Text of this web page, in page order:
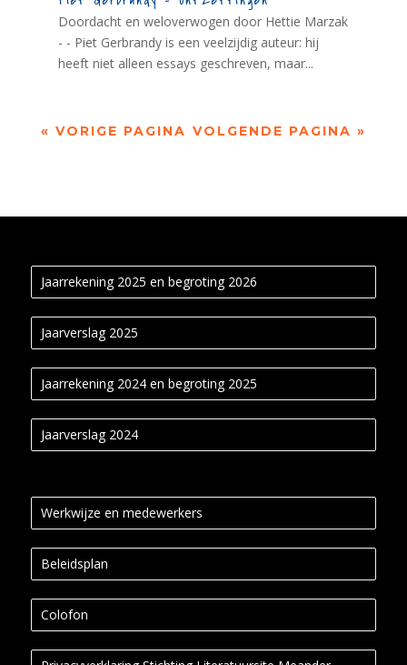
Doordacht en weloverwogen door Hettie Marzak
- - Piet Gerbrandy is een veelzijdig auteur: hij
heeft niet alleen essays geschreven, maar...
« VORIGE PAGINA VOLGENDE PAGINA »
Jaarrekening 2025 en begroting 2026
Jaarverslag 2025
Jaarrekening 2024 en begroting 2025
Jaarverslag 2024
Werkwijze en medewerkers
Beleidsplan
Colofon